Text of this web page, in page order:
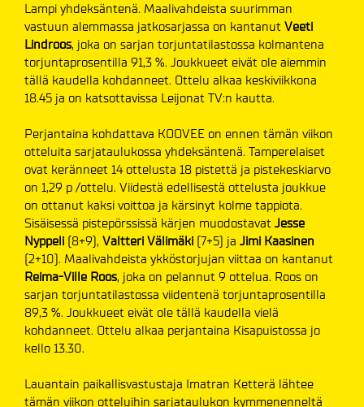
Lampi yhdeksäntenä. Maalivahdeista suurimman
vastuun alemmassa jatkosarjassa on kantanut Veeti
Lindroos, joka on sarjan torjuntatilastossa kolmantena
torjuntaprosentilla 91,3 %. Joukkueet eivät ole aiemmin
tällä kaudella kohdanneet. Ottelu alkaa keskiviikkona
18.45 ja on katsottavissa Leijonat TV:n kautta.
Perjantaina kohdattava KOOVEE on ennen tämän viikon
otteluita sarjataulukossa yhdeksäntenä. Tamperelaiset
ovat keränneet 14 ottelusta 18 pistettä ja pistekeskiarvo
on 1,29 p /ottelu. Viidestä edellisestä ottelusta joukkue
on ottanut kaksi voittoa ja kärsinyt kolme tappiota.
Sisäisessä pistepörssissä kärjen muodostavat Jesse
Nyppeli (8+9), Valtteri Välimäki (7+5) ja Jimi Kaasinen
(2+10). Maalivahdeista ykköstorjujan viittaa on kantanut
Reima-Ville Roos, joka on pelannut 9 ottelua. Roos on
sarjan torjuntatilastossa viidentenä torjuntaprosentilla
89,3 %. Joukkueet eivät ole tällä kaudella vielä
kohdanneet. Ottelu alkaa perjantaina Kisapuistossa jo
kello 13.30.
Lauantain paikallisvastustaja Imatran Ketterä lähtee
tämän viikon otteluihin sarjataulukon kymmenenneltä